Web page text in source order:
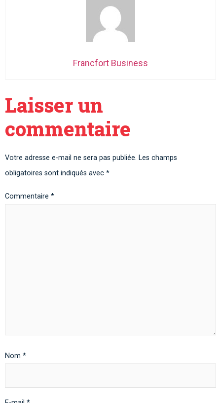
Francfort Business
Laisser un
commentaire
Votre adresse e-mail ne sera pas publiée. Les champs
obligatoires sont indiqués avec *
Commentaire *
Nom *